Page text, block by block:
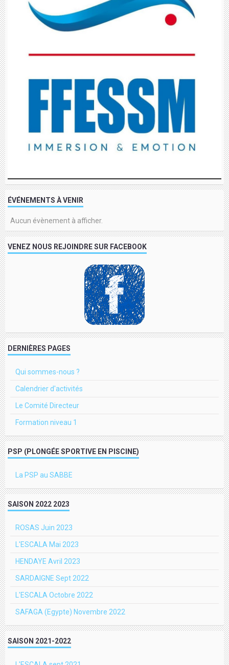
ÉVÉNEMENTS À VENIR
Aucun évènement à afficher.
VENEZ NOUS REJOINDRE SUR FACEBOOK
DERNIÈRES PAGES
Qui sommes-nous ?
Calendrier d'activités
Le Comité Directeur
Formation niveau 1
PSP (PLONGÉE SPORTIVE EN PISCINE)
La PSP au SABBE
SAISON 2022 2023
ROSAS Juin 2023
L'ESCALA Mai 2023
HENDAYE Avril 2023
SARDAIGNE Sept 2022
L'ESCALA Octobre 2022
SAFAGA (Egypte) Novembre 2022
SAISON 2021-2022